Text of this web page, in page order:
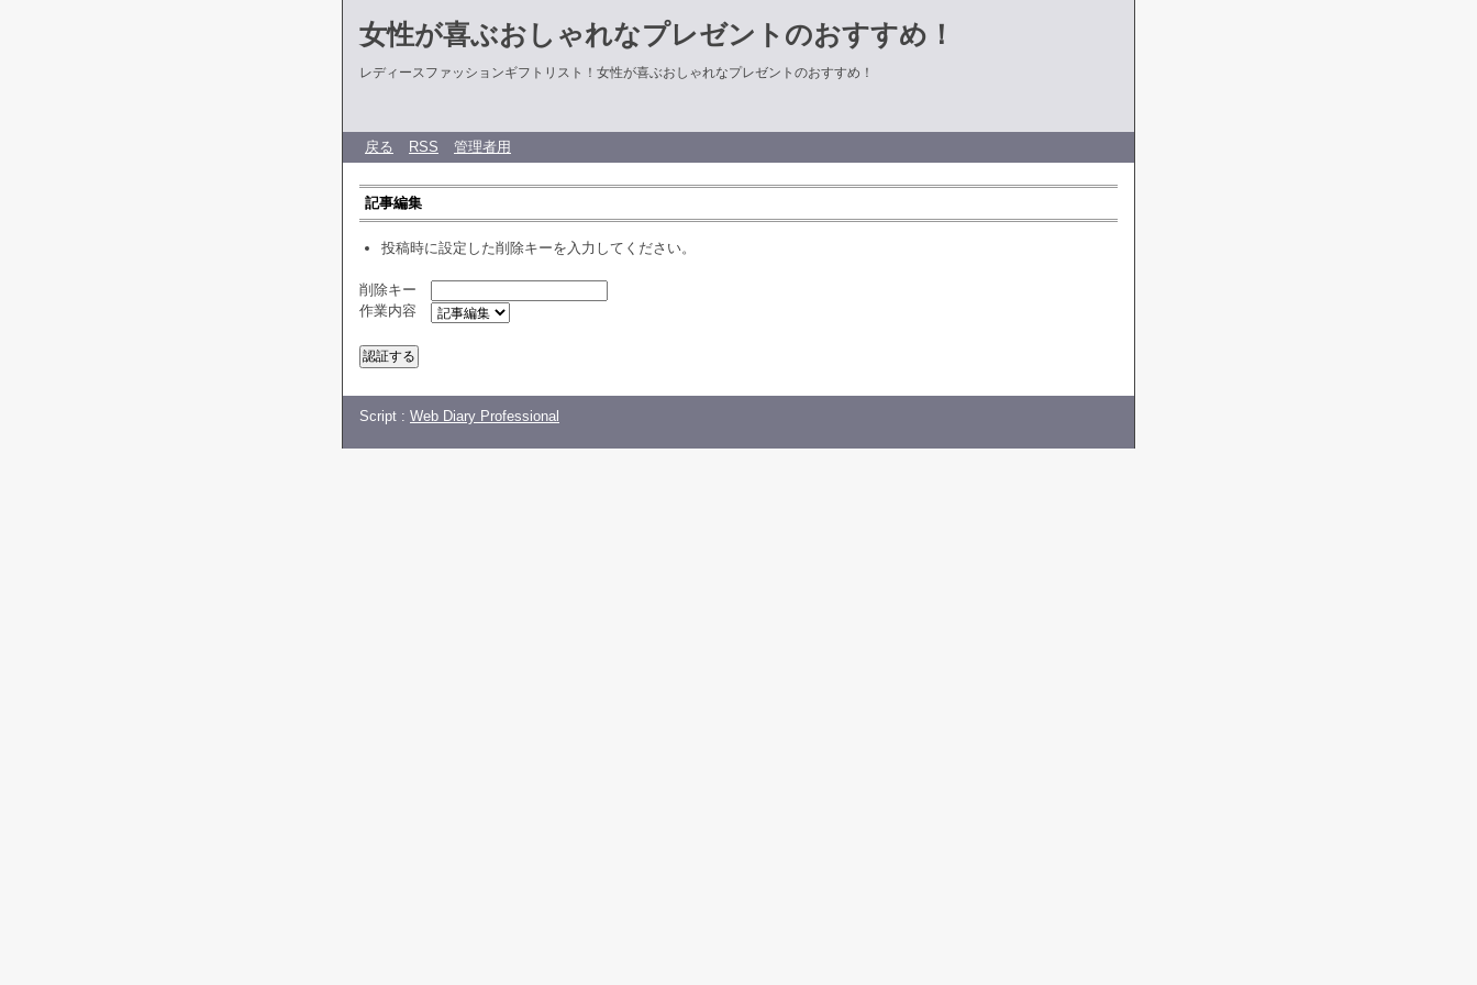
女性が喜ぶおしゃれなプレゼントのおすすめ！
レディースファッションギフトリスト！女性が喜ぶおしゃれなプレゼントのおすすめ！
戻る RSS 管理者用
記事編集
投稿時に設定した削除キーを入力してください。
削除キー
作業内容
Script : Web Diary Professional